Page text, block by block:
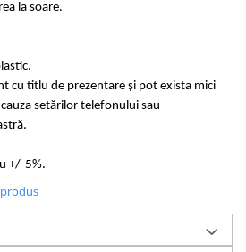
la soare.
cu titlu de prezentare și pot exista mici
setărilor telefonului sau
+/-5%.